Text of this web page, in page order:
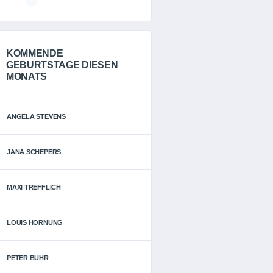
KOMMENDE
GEBURTSTAGE DIESEN
MONATS
ANGELA STEVENS
JANA SCHEPERS
MAXI TREFFLICH
LOUIS HORNUNG
PETER BUHR